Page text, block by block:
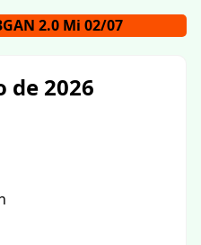
2.0 Mi 02/07
de 2026